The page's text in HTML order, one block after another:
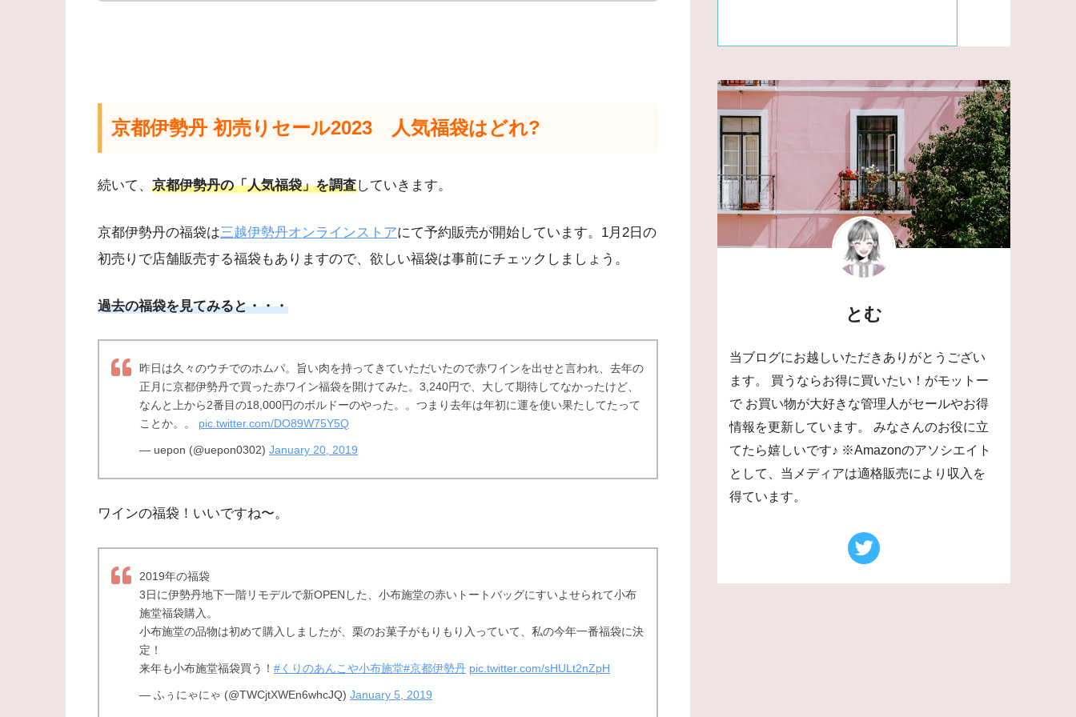
京都伊勢丹 初売りセール2023 人気福袋はどれ?
続いて、 京都伊勢丹の「人気福袋」を調査していきます。
京都伊勢丹の福袋は三越伊勢丹オンラインストアにて予約販売が開始しています。1月2日の
初売りで店舗販売する福袋もありますので、欲しい福袋は事前にチェックしましょう。
過去の福袋を見てみると・・・
昨日は久々のウチでのホムパ。旨い肉を持ってきていただいたので赤ワインを出せと言われ、去年の
正月に京都伊勢丹で買った赤ワイン福袋を開けてみた。3,240円で、大して期待してなかったけど、
なんと上から2番目の18,000円のボルドーのやった。。つまり去年は年初に運を使い果たしてたって
ことか。。 pic.twitter.com/DO89W75Y5Q
— uepon (@uepon0302) January 20, 2019
ワインの福袋！いいですね〜。
2019年の福袋
3日に伊勢丹地下一階リモデルで新OPENした、小布施堂の赤いトートバッグにすいよせられて小布
施堂福袋購入。
小布施堂の品物は初めて購入しましたが、栗のお菓子がもりもり入っていて、私の今年一番福袋に決
定！
来年も小布施堂福袋買う！ #くりのあんこや小布施堂#京都伊勢丹 pic.twitter.com/sHULt2nZpH
— ふぅにゃにゃ (@TWCjtXWEn6whcJQ) January 5, 2019
とむ
当ブログにお越しいただきありがとうござい
ます。 買うならお得に買いたい！がモットー
で お買い物が大好きな管理人がセールやお得
情報を更新しています。 みなさんのお役に立
てたら嬉しいです♪ ※Amazonのアソシエイト
として、当メディアは適格販売により収入を
得ています。